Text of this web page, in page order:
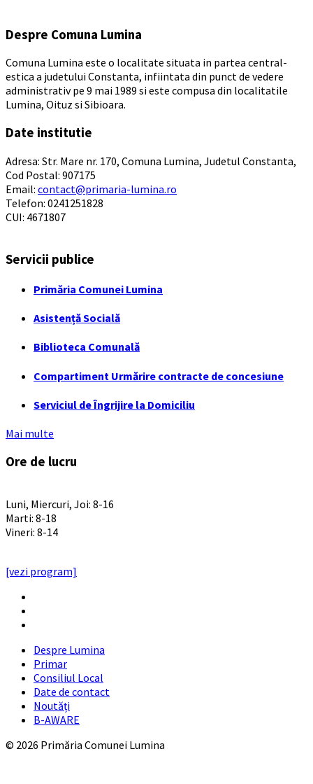
Despre Comuna Lumina
Comuna Lumina este o localitate situata in partea central-
estica a judetului Constanta, infiintata din punct de vedere
administrativ pe 9 mai 1989 si este compusa din localitatile
Lumina, Oituz si Sibioara.
Date institutie
Adresa: Str. Mare nr. 170, Comuna Lumina, Judetul Constanta,
Cod Postal: 907175
Email: contact@primaria-lumina.ro
Telefon: 0241251828
CUI: 4671807
Servicii publice
Primăria Comunei Lumina
Asistență Socială
Biblioteca Comunală
Compartiment Urmărire contracte de concesiune
Serviciul de Îngrijire la Domiciliu
Mai multe
Ore de lucru
Luni, Miercuri, Joi: 8-16
Marti: 8-18
Vineri: 8-14
[vezi program]
Despre Lumina
Primar
Consiliul Local
Date de contact
Noutăți
B-AWARE
© 2026 Primăria Comunei Lumina